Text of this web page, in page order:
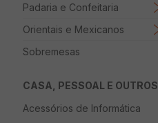
Padaria e Confeitaria
Orientais e Mexicanos
Sobremesas
CASA, PESSOAL E OUTROS
Acessórios de Informática